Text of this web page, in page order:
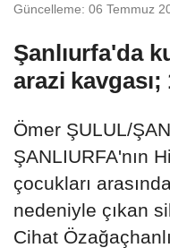
Güncelleme: 06 Temmuz
Şanlıurfa'da
arazi kavgası;
Ömer ŞULUL/
ŞANLIURFA'nın
çocukları
nedeniyle çıkan
Cihat